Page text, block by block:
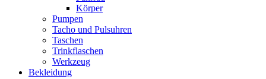
Körper
Pumpen
Tacho und Pulsuhren
Taschen
Trinkflaschen
Werkzeug
Bekleidung